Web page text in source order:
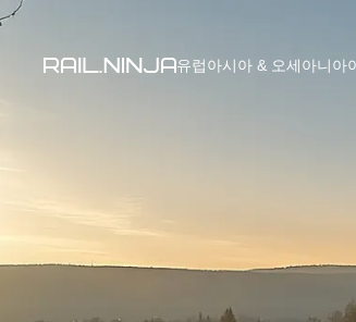
유럽아시아 & 오세아니아